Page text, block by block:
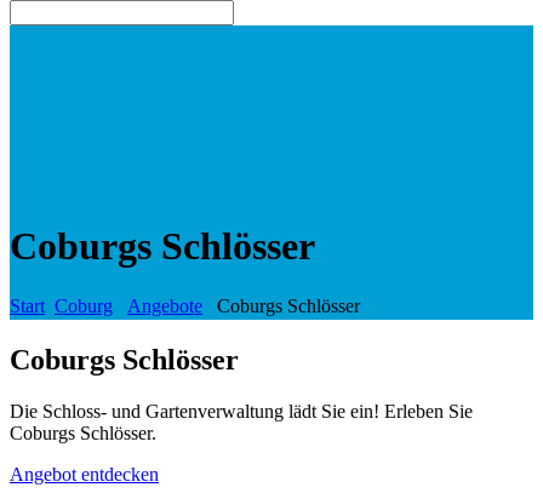
Coburgs Schlösser
Start Coburg Angebote Coburgs Schlösser
Coburgs Schlösser
Die Schloss- und Gartenverwaltung lädt Sie ein! Erleben Sie
Coburgs Schlösser.
Angebot entdecken